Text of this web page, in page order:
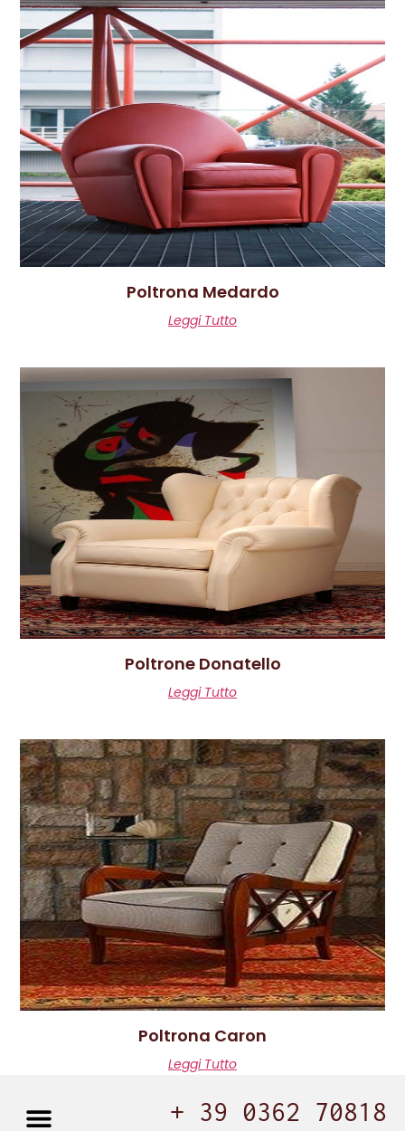
Poltrona Medardo
Leggi Tutto
Poltrone Donatello
Leggi Tutto
Poltrona Caron
Leggi Tutto
+ 39 0362 70818